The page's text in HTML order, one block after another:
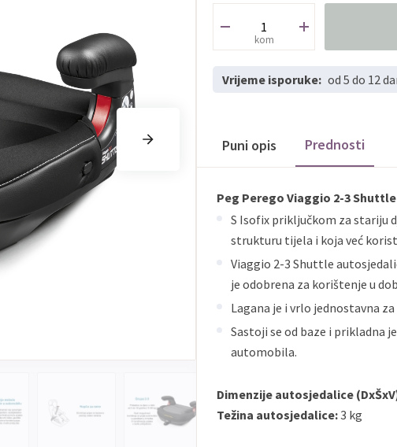
kom
Vrijeme isporuke: od 5 do 12
Puni opis Prednosti
Peg Perego Viaggio 2-3
S Isofix priključkom za stariju
strukturu tijela i koja već
Viaggio 2-3 Shuttle
je odobrena za korištenje u
Lagana je i vrlo jednostavna
Sastoji se od baze i prikladna
automobila.
Dimenzije autosjedalice
Težina autosjedalice:3 kg